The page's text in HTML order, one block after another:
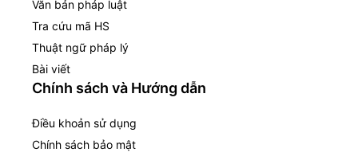
Văn bản pháp luật
Tra cứu mã HS
Thuật ngữ pháp lý
Bài viết
Chính sách và Hướng dẫn
Điều khoản sử dụng
Chính sách bảo mật